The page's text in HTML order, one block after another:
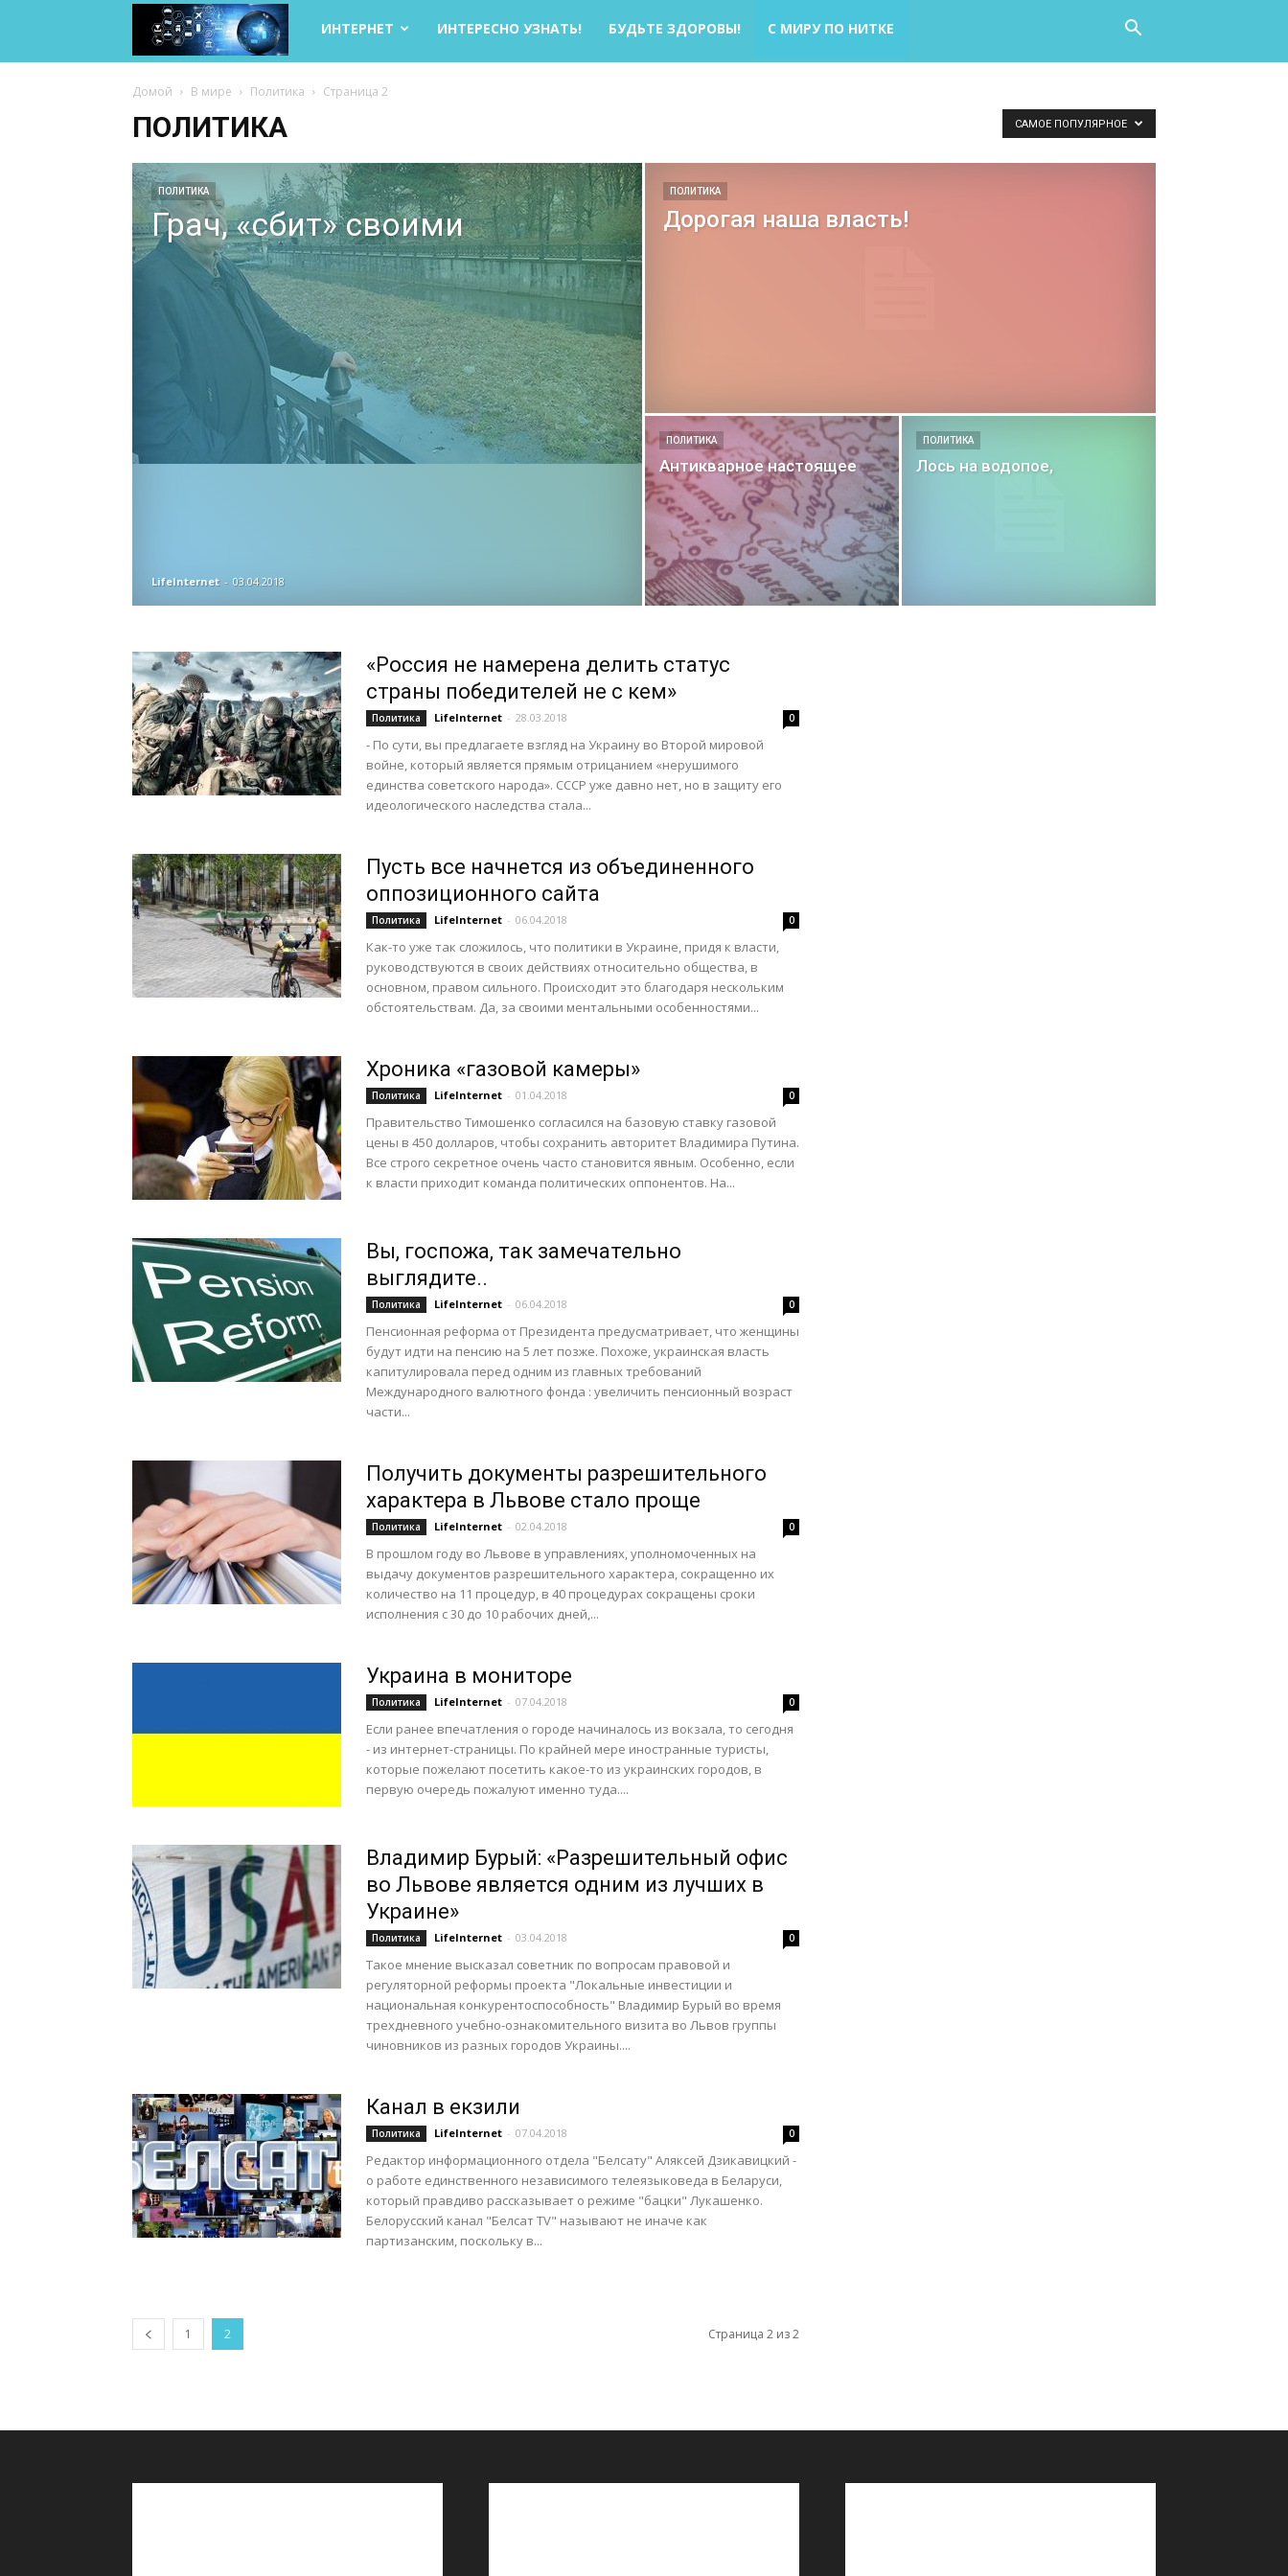
Life
Internet
ИНТЕРНЕТ ИНТЕРЕСНО УЗНАТЬ! БУДЬТЕ ЗДОРОВЫ! С МИРУ ПО НИТКЕ
Домой В мире Политика Страница 2
ПОЛИТИКА САМОЕ ПОПУЛЯРНОЕ
ПОЛИТИКА
Грач, «сбит» своими
LifeInternet - 03.04.2018
ПОЛИТИКА
Дорогая наша власть!
ПОЛИТИКА
Антикварное настоящее
ПОЛИТИКА
Лось на водопое,
«Россия не намерена делить статус
страны победителей не с кем»
Политика LifeInternet - 28.03.2018 0
- По сути, вы предлагаете взгляд на Украину во Второй мировой
войне, который является прямым отрицанием «нерушимого
единства советского народа». СССР уже давно нет, но в защиту его
идеологического наследства стала...
Пусть все начнется из объединенного
оппозиционного сайта
Политика LifeInternet - 06.04.2018 0
Как-то уже так сложилось, что политики в Украине, придя к власти,
руководствуются в своих действиях относительно общества, в
основном, правом сильного. Происходит это благодаря нескольким
обстоятельствам. Да, за своими ментальными особенностями...
Хроника «газовой камеры»
Политика LifeInternet - 01.04.2018 0
Правительство Тимошенко согласился на базовую ставку газовой
цены в 450 долларов, чтобы сохранить авторитет Владимира Путина.
Все строго секретное очень часто становится явным. Особенно, если
к власти приходит команда политических оппонентов. На...
Вы, госпожа, так замечательно
выглядите..
Политика LifeInternet - 06.04.2018 0
Пенсионная реформа от Президента предусматривает, что женщины
будут идти на пенсию на 5 лет позже. Похоже, украинская власть
капитулировала перед одним из главных требований
Международного валютного фонда : увеличить пенсионный возраст
части...
Получить документы разрешительного
характера в Львове стало проще
Политика LifeInternet - 02.04.2018 0
В прошлом году во Львове в управлениях, уполномоченных на
выдачу документов разрешительного характера, сокращенно их
количество на 11 процедур, в 40 процедурах сокращены сроки
исполнения с 30 до 10 рабочих дней,...
Украина в мониторе
Политика LifeInternet - 07.04.2018 0
Если ранее впечатления о городе начиналось из вокзала, то сегодня
- из интернет-страницы. По крайней мере иностранные туристы,
которые пожелают посетить какое-то из украинских городов, в
первую очередь пожалуют именно туда....
Владимир Бурый: «Разрешительный офис
во Львове является одним из лучших в
Украине»
Политика LifeInternet - 03.04.2018 0
Такое мнение высказал советник по вопросам правовой и
регуляторной реформы проекта "Локальные инвестиции и
национальная конкурентоспособность" Владимир Бурый во время
трехдневного учебно-ознакомительного визита во Львов группы
чиновников из разных городов Украины....
Канал в екзили
Политика LifeInternet - 07.04.2018 0
Редактор информационного отдела "Белсату" Аляксей Дзикавицкий -
о работе единственного независимого телеязыковеда в Беларуси,
который правдиво рассказывает о режиме "бацки" Лукашенко.
Белорусский канал "Белсат TV" называют не иначе как
партизанским, поскольку в...
1 2 Страница 2 из 2